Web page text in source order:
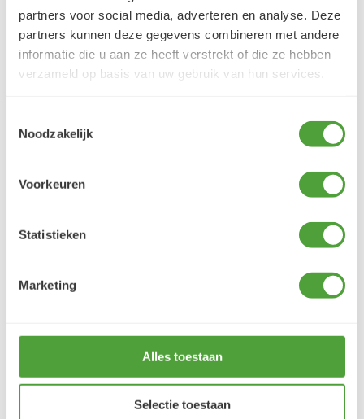
partners voor social media, adverteren en analyse. Deze
partners kunnen deze gegevens combineren met andere
informatie die u aan ze heeft verstrekt of die ze hebben
verzameld op basis van uw gebruik van hun services.
Noodzakelijk
Voorkeuren
Statistieken
Marketing
Alles toestaan
Selectie toestaan
5/5
Danielle ROCH
j'ai trouvé très contente du résultat